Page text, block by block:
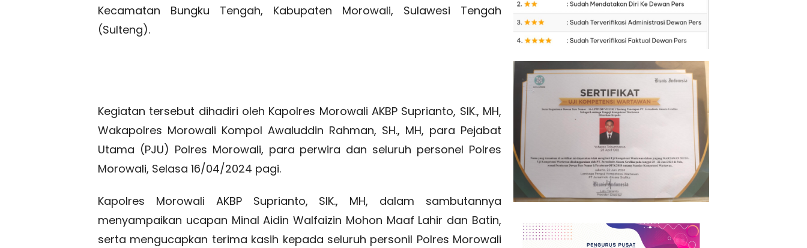
Kecamatan Bungku Tengah, Kabupaten Morowali, Sulawesi Tengah
(Sulteng).
Kegiatan tersebut dihadiri oleh Kapolres Morowali AKBP Suprianto, SIK., MH,
Wakapolres Morowali Kompol Awaluddin Rahman, SH., MH, para Pejabat
Utama (PJU) Polres Morowali, para perwira dan seluruh personel Polres
Morowali, Selasa 16/04/2024 pagi.
Kapolres Morowali AKBP Suprianto, SIK., MH, dalam sambutannya
menyampaikan ucapan Minal Aidin Walfaizin Mohon Maaf Lahir dan Batin,
serta mengucapkan terima kasih kepada seluruh personil Polres Morowali